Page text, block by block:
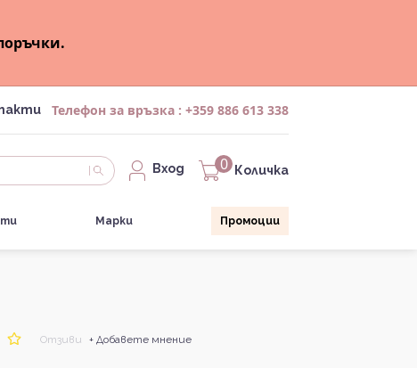
Телефон за връзка : +359 886 613 338
Вход 0 Количка
Марки Промоции
Отзиви + Добавете мнение